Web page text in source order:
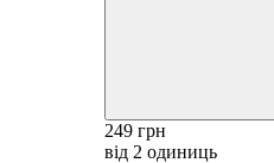
249 грн
від 2 одиниць